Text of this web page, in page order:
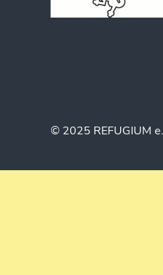
© 2025 REFUGIUM